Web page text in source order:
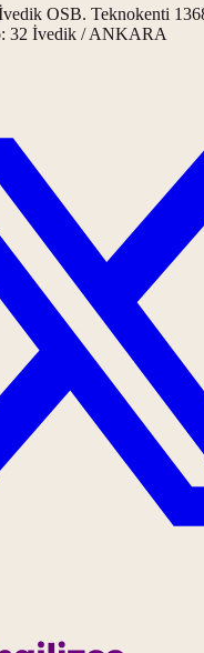
OSB. Teknokenti
32 İvedik / ANKARA